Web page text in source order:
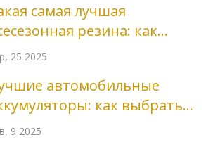
самая лучшая
резина: как
без разочарований
25 2025
автомобильные
как выбрать
долговечный
9 2025